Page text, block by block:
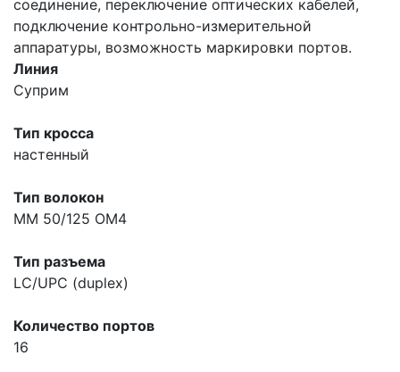
соединение, переключение оптических кабелей,
подключение контрольно-измерительной
аппаратуры, возможность маркировки портов.
Линия
Суприм
Тип кросса
настенный
Тип волокон
MM 50/125 OM4
Тип разъема
LC/UPC (duplex)
Количество портов
16